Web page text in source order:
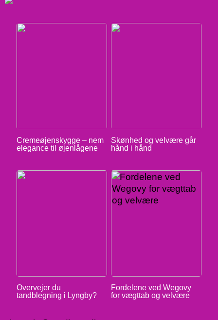
Cremeøjenskygge – nem
elegance til øjenlågene
Skønhed og velvære går
hånd i hånd
Overvejer du
tandblegning i Lyngby?
Fordelene ved Wegovy
for vægttab og velvære